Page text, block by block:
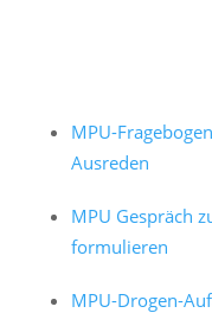
MPU-
Ausreden
MPU Gespräch
formulieren
MPU-Drogen-